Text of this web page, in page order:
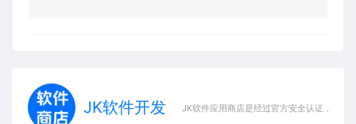
JK软件开发 JK软件应用商店是经过官方安全认证，保障